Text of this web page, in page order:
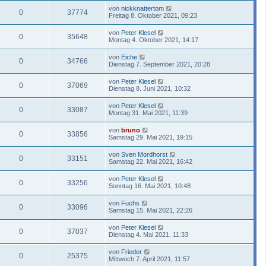
0 37774 von nickknattertom
Freitag 8. Oktober 2021, 09:23
0 35648 von Peter Klesel
Montag 4. Oktober 2021, 14:17
0 34766 von Eiche
Dienstag 7. September 2021, 20:28
0 37069 von Peter Klesel
Dienstag 8. Juni 2021, 10:32
0 33087 von Peter Klesel
Montag 31. Mai 2021, 11:39
0 33856 von bruno
Samstag 29. Mai 2021, 19:15
0 33151 von Sven Mordhorst
Samstag 22. Mai 2021, 16:42
0 33256 von Peter Klesel
Sonntag 16. Mai 2021, 10:48
0 33096 von Fuchs
Samstag 15. Mai 2021, 22:26
0 37037 von Peter Klesel
Dienstag 4. Mai 2021, 11:33
0 25375 von Frieder
Mittwoch 7. April 2021, 11:57